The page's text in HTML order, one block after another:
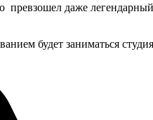
даже
будет заниматься